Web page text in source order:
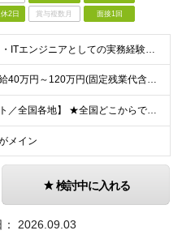
2日 賞与複数月 面接1回
【必須条件】 ・ITエンジニアとしての実務経験が1年以上ある方 ※開発・インフラ・運用保守など分野・フェーズは不問！ ※学歴不問 【歓迎条件】 ・基本設計、詳細設計などの経験がある方 ・AWS, G
【経験者】月給40万円～120万円(固定残業代含む)+各種手当 ※月給には、みなし残業手当(月30時間／5万8,000円～15万7,000円)を含みます ※上記を超える時間外労働分は追加で支給します
【フルリモート／全国各地】 ★全国どこからでも参画可能！フルリモート案件も多数！ ※プロジェクトは100%選択制。あなたの希望を最優先します。 ※フルリモート、ハイブリッド、常駐案件から自由に選択可能
メイン
検討中に入れる
2026.09.03